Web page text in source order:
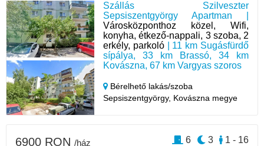
Szállás Szilveszter
Sepsiszentgyörgy Apartman |
Városközponthoz közel, Wifi,
konyha, étkező-nappali, 3 szoba, 2
erkély, parkoló| 11 km Sugásfürdő
sípálya, 33 km Brassó, 34 km
Kovászna, 67 km Vargyas szoros
Bérelhető lakás/szoba
Sepsiszentgyörgy, Kovászna megye
6900 RON /ház 1 - 16
3
6